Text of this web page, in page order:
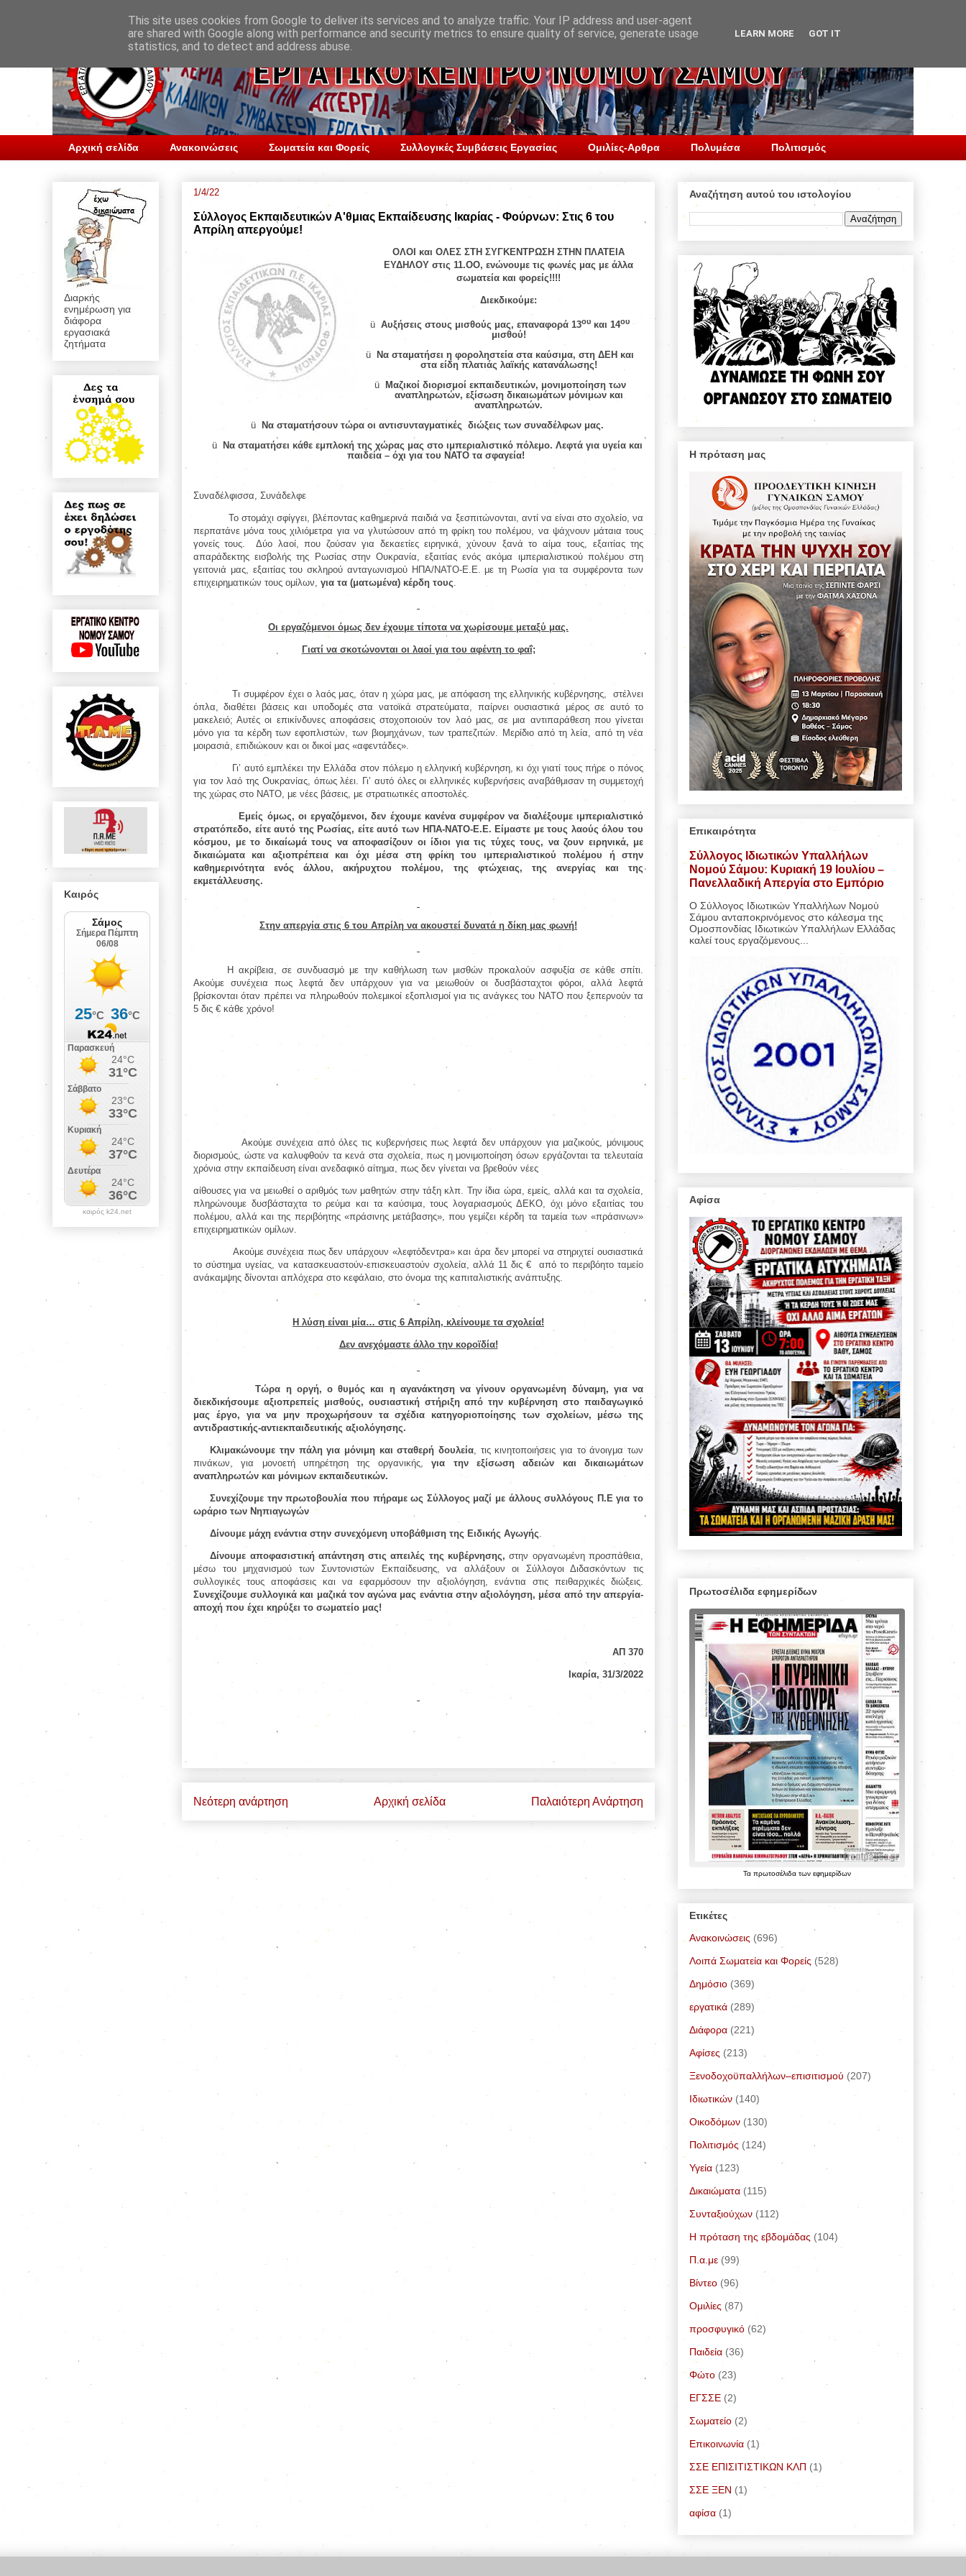
Αρχική σελίδα Ανακοινώσεις Σωματεία και Φορείς Συλλογικές Συμβάσεις Εργασίας Ομιλίες-Αρθρα Πολυμέσα Πολιτισμός
1/4/22
Σύλλογος Εκπαιδευτικών Α'θμιας Εκπαίδευσης Ικαρίας - Φούρνων: Στις 6 του
Απρίλη απεργούμε!
ΟΛΟΙ και ΟΛΕΣ ΣΤΗ ΣΥΓΚΕΝΤΡΩΣΗ ΣΤΗΝ ΠΛΑΤΕΙΑ
ΕΥΔΗΛΟΥ στις 11.ΟΟ, ενώνουμε τις φωνές μας με άλλα
σωματεία και φορείς!!!!
Διεκδικούμε:
ü Αυξήσεις στους μισθούς μας, επαναφορά 13ου και 14ου
μισθού!
ü
Να σταματήσει η φοροληστεία στα καύσιμα, στη ΔΕΗ και
στα είδη πλατιάς λαϊκής κατανάλωσης!
ü
Μαζικοί διορισμοί εκπαιδευτικών, μονιμοποίηση των
αναπληρωτών, εξίσωση δικαιωμάτων μόνιμων και
αναπληρωτών.
ü
Να σταματήσουν τώρα οι αντισυνταγματικές διώξεις των συναδέλφων μας.
ü
Να σταματήσει κάθε εμπλοκή της χώρας μας στο ιμπεριαλιστικό πόλεμο. Λεφτά για υγεία και
παιδεία – όχι για του ΝΑΤΟ τα σφαγεία!
Συναδέλφισσα, Συνάδελφε
Το στομάχι σφίγγει, βλέποντας καθημερινά παιδιά να ξεσπιτώνονται, αντί να είναι στο σχολείο, να
περπατάνε μόνα τους χιλιόμετρα για να γλυτώσουν από τη φρίκη του πολέμου, να ψάχνουν μάταια τους
γονείς τους.
Δύο λαοί, που ζούσαν για δεκαετίες ειρηνικά, χύνουν ξανά το αίμα τους, εξαιτίας της
απαράδεκτης εισβολής της Ρωσίας στην Ουκρανία, εξαιτίας ενός ακόμα ιμπεριαλιστικού πολέμου στη
γειτονιά μας, εξαιτίας του σκληρού ανταγωνισμού ΗΠΑ/ΝΑΤΟ-Ε.Ε. με τη Ρωσία για τα συμφέροντα των
επιχειρηματικών τους ομίλων, για τα (ματωμένα) κέρδη τους.
Οι εργαζόμενοι όμως δεν έχουμε τίποτα να χωρίσουμε μεταξύ μας.
Γιατί να σκοτώνονται οι λαοί για του αφέντη το φαΐ;
Τι συμφέρον έχει ο λαός μας, όταν η χώρα μας, με απόφαση της ελληνικής κυβέρνησης,
στέλνει
όπλα, διαθέτει βάσεις και υποδομές στα νατοϊκά στρατεύματα, παίρνει ουσιαστικά μέρος σε αυτό το
μακελειό; Αυτές οι επικίνδυνες αποφάσεις στοχοποιούν τον λαό μας, σε μια αντιπαράθεση που γίνεται
μόνο για τα κέρδη των εφοπλιστών, των βιομηχάνων, των τραπεζιτών. Μερίδιο από τη λεία, από τη νέα
μοιρασιά, επιδιώκουν και οι δικοί μας «αφεντάδες».
Γι’ αυτό εμπλέκει την Ελλάδα στον πόλεμο η ελληνική κυβέρνηση, κι όχι γιατί τους πήρε ο πόνος
για τον λαό της Ουκρανίας, όπως λέει. Γι’ αυτό όλες οι ελληνικές κυβερνήσεις αναβάθμισαν τη συμμετοχή
της χώρας στο ΝΑΤΟ, με νέες βάσεις, με στρατιωτικές αποστολές.
Εμείς όμως, οι εργαζόμενοι, δεν έχουμε κανένα συμφέρον να διαλέξουμε ιμπεριαλιστικό
στρατόπεδο, είτε αυτό της Ρωσίας, είτε αυτό των ΗΠΑ-ΝΑΤΟ-Ε.Ε. Είμαστε με τους λαούς όλου του
κόσμου, με το δικαίωμά τους να αποφασίζουν οι ίδιοι για τις τύχες τους, να ζουν ειρηνικά, με
δικαιώματα και αξιοπρέπεια και όχι μέσα στη φρίκη του ιμπεριαλιστικού πολέμου ή στην
καθημερινότητα ενός άλλου, ακήρυχτου πολέμου, της φτώχειας, της ανεργίας και της
εκμετάλλευσης.
Στην απεργία στις 6 του Απρίλη να ακουστεί δυνατά η δίκη μας φωνή!
Η ακρίβεια, σε συνδυασμό με την καθήλωση των μισθών προκαλούν ασφυξία σε κάθε σπίτι.
Ακούμε συνέχεια πως λεφτά δεν υπάρχουν για να μειωθούν οι δυσβάσταχτοι φόροι, αλλά λεφτά
βρίσκονται όταν πρέπει να πληρωθούν πολεμικοί εξοπλισμοί για τις ανάγκες του ΝΑΤΟ που ξεπερνούν τα
5 δις € κάθε χρόνο!
Ακούμε συνέχεια από όλες τις κυβερνήσεις πως λεφτά δεν υπάρχουν για μαζικούς, μόνιμους
διορισμούς, ώστε να καλυφθούν τα κενά στα σχολεία, πως η μονιμοποίηση όσων εργάζονται τα τελευταία
χρόνια στην εκπαίδευση είναι ανεδαφικό αίτημα, πως δεν γίνεται να βρεθούν νέες
αίθουσες για να μειωθεί ο αριθμός των μαθητών στην τάξη κλπ. Την ίδια ώρα, εμείς, αλλά και τα σχολεία,
πληρώνουμε δυσβάσταχτα το ρεύμα και τα καύσιμα, τους λογαριασμούς ΔΕΚΟ, όχι μόνο εξαιτίας του
πολέμου, αλλά και της περιβόητης «πράσινης μετάβασης», που γεμίζει κέρδη τα ταμεία των «πράσινων»
επιχειρηματικών ομίλων.
Ακούμε συνέχεια πως δεν υπάρχουν «λεφτόδεντρα» και άρα δεν μπορεί να στηριχτεί ουσιαστικά
το σύστημα υγείας, να κατασκευαστούν-επισκευαστούν σχολεία, αλλά 11 δις €
από το περιβόητο ταμείο
ανάκαμψης δίνονται απλόχερα στο κεφάλαιο, στο όνομα της καπιταλιστικής ανάπτυξης.
Η λύση είναι μία… στις 6 Απρίλη, κλείνουμε τα σχολεία!
Δεν ανεχόμαστε άλλο την κοροϊδία!
Τώρα η οργή, ο θυμός και η αγανάκτηση να γίνουν οργανωμένη δύναμη, για να
διεκδικήσουμε αξιοπρεπείς μισθούς, ουσιαστική στήριξη από την κυβέρνηση στο παιδαγωγικό
μας έργο, για να μην προχωρήσουν τα σχέδια κατηγοριοποίησης των σχολείων, μέσω της
αντιδραστικής-αντιεκπαιδευτικής αξιολόγησης.
Κλιμακώνουμε την πάλη για μόνιμη και σταθερή δουλεία, τις κινητοποιήσεις για το άνοιγμα των
πινάκων, για μονοετή υπηρέτηση της οργανικής,για την εξίσωση αδειών και δικαιωμάτων
αναπληρωτών και μόνιμων εκπαιδευτικών.
Συνεχίζουμε την πρωτοβουλία που πήραμε ως Σύλλογος μαζί με άλλους συλλόγους Π.Ε για το
ωράριο των Νηπιαγωγών
Δίνουμε μάχη ενάντια στην συνεχόμενη υποβάθμιση της Ειδικής Αγωγής.
Δίνουμε αποφασιστική απάντηση στις απειλές της κυβέρνησης, στην οργανωμένη προσπάθεια,
μέσω του μηχανισμού των Συντονιστών Εκπαίδευσης, να αλλάξουν οι Σύλλογοι Διδασκόντων τις
συλλογικές τους αποφάσεις και να εφαρμόσουν την αξιολόγηση, ενάντια στις πειθαρχικές διώξεις.
Συνεχίζουμε συλλογικά και μαζικά τον αγώνα μας ενάντια στην αξιολόγηση, μέσα από την απεργία-
αποχή που έχει κηρύξει το σωματείο μας!
ΑΠ 370
Ικαρία, 31/3/2022
Νεότερη ανάρτηση Παλαιότερη Ανάρτηση
Αρχική σελίδα
Διαρκής
ενημέρωση για
διάφορα
εργασιακά
ζητήματα
Καιρός
καιρός k24.net
Αναζήτηση αυτού του ιστολογίου
Η πρόταση μας
Επικαιρότητα
Σύλλογος Ιδιωτικών Υπαλλήλων
Νομού Σάμου: Κυριακή 19 Ιουλίου –
Πανελλαδική Απεργία στο Εμπόριο
Ο Σύλλογος Ιδιωτικών Υπαλλήλων Νομού
Σάμου ανταποκρινόμενος στο κάλεσμα της
Ομοσπονδίας Ιδιωτικών Υπαλλήλων Ελλάδας
καλεί τους εργαζόμενους...
Αφίσα
Πρωτοσέλιδα εφημερίδων
Τα πρωτοσέλιδα των εφημερίδων
Ετικέτες
Ανακοινώσεις (696)
Λοιπά Σωματεία και Φορείς (528)
Δημόσιο (369)
εργατικά (289)
Διάφορα (221)
Αφίσες (213)
Ξενοδοχοϋπαλλήλων–επισιτισμού (207)
Ιδιωτικών (140)
Οικοδόμων (130)
Πολιτισμός (124)
Υγεία (123)
Δικαιώματα (115)
Συνταξιούχων (112)
Η πρόταση της εβδομάδας (104)
Π.α.με (99)
Bίντεο (96)
Ομιλίες (87)
προσφυγικό (62)
Παιδεία (36)
Φώτο (23)
ΕΓΣΣΕ (2)
Σωματείο (2)
Επικοινωνία (1)
ΣΣΕ ΕΠΙΣΙΤΙΣΤΙΚΩΝ ΚΛΠ (1)
ΣΣΕ ΞΕΝ (1)
αφίσα (1)
This site uses cookies from Google to deliver its services and to analyze traffic. Your IP address and user-agent
are shared with Google along with performance and security metrics to ensure quality of service, generate usage
statistics, and to detect and address abuse.
LEARN MORE GOT IT